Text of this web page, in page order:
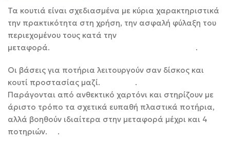
Τα κουτιά είναι σχεδιασμένα με κύρια χαρακτηριστικά
την πρακτικότητα στη χρήση, την ασφαλή φύλαξη του
περιεχομένου τους κατά την
μεταφορά. .
Οι βάσεις για ποτήρια λειτουργούν σαν δίσκος και
κουτί προστασίας μαζί. .
Παράγονται από ανθεκτικό χαρτόνι και στηρίζουν με
άριστο τρόπο τα σχετικά ευπαθή πλαστικά ποτήρια,
αλλά βοηθούν ιδιαίτερα στην μεταφορά μέχρι και 4
ποτηριών. .